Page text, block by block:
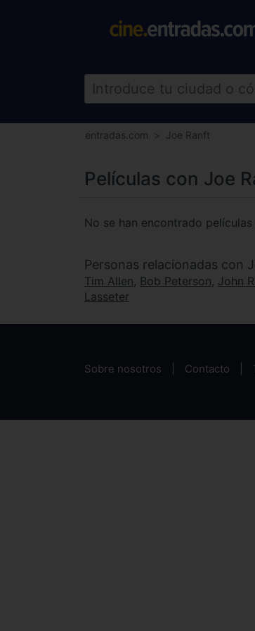
entradas.com Joe Ranft
Películas con Joe
No se han encontrado
Personas relacionadas con
Tim Allen, Bob Peterson, John
Lasseter
Sobre nosotros Contacto